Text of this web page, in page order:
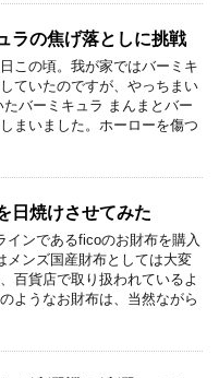
ラの焦げ落としに挑戦
この頃。我が家ではバーミキ
ていたのですが、やっちまい
バーミキュラ まんまとバー
まいました。ホーローを傷つ
日焼けさせてみた
インであるficoのお財布を購入
メンズ国産財布としては大変
百貨店で取り扱われているよ
ようなお財布は、当然ながら